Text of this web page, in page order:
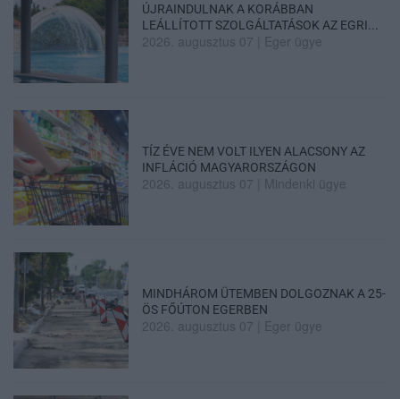
ÚJRAINDULNAK A KORÁBBAN
LEÁLLÍTOTT SZOLGÁLTATÁSOK AZ EGRI...
2026. augusztus 07 Eger ügye
TÍZ ÉVE NEM VOLT ILYEN ALACSONY AZ
INFLÁCIÓ MAGYARORSZÁGON
2026. augusztus 07 Mindenki ügye
MINDHÁROM ÜTEMBEN DOLGOZNAK A 25-
ÖS FŐÚTON EGERBEN
2026. augusztus 07 Eger ügye